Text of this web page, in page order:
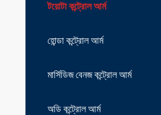
টয়োটা কন্ট্রোল আর্ম
হোন্ডা কন্ট্রোল আর্ম
মার্সিডিজ বেনজ কন্ট্রোল আর্ম
অডি কন্ট্রোল আর্ম